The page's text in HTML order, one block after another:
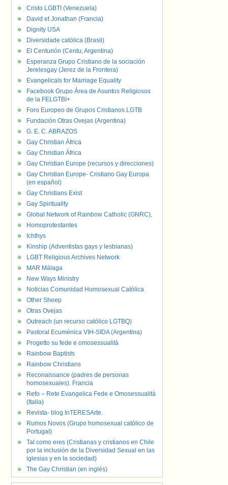
Cristo LGBTI (Venezuela)
David et Jonathan (Francia)
Dignity USA
Diversidade católica (Brasil)
El Centurión (Centu, Argentina)
Esperanza Grupo Cristiano de la sociación
Jerelesgay (Jerez de la Frontera)
Evangelicals for Marriage Equality
Facebook Grupo Área de Asuntos Religiosos
de la FELGTBI+
Foro Europeo de Grupos Cristianos LGTB
Fundación Otras Ovejas (Argentina)
G. E. C. ABRAZOS
Gay Christian África
Gay Christian África
Gay Christian Europe (recursos y direcciones)
Gay Christian Europe- Cristiano Gay Europa
(en español)
Gay Christians Exist
Gay Spirituality
Global Network of Rainbow Catholic (GNRC),
Homoprotestantes
Ichthys
Kinship (Adventistas gays y lesbianas)
LGBT Religious Archives Network
MAR Málaga
New Ways Ministry
Noticias Comunidad Homosexual Católica
Other Sheep
Otras Ovejas
Outreach (un recurso católico LGTBQ)
Pastoral Ecuménica VIH-SIDA (Argentina)
Progetto su fede e omosessualità
Rainbow Baptists
Rainbow Christians
Reconaissance (padres de personas
homosexuales). Francia
Refo – Rete Evangelica Fede e Omosessualità
(Italia)
Revista- blog InTERESArte.
Rumos Novos (Grupo homosexual católico de
Portugal)
Tal como eres (Cristianas y cristianos en Chile
por la inclusión de la Diversidad Sexual en las
iglesias y en la sociedad)
The Gay Christian (en inglés)